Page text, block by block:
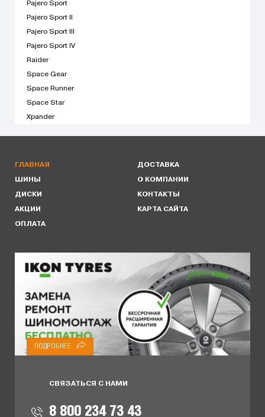
Pajero Sport
Pajero Sport II
Pajero Sport III
Pajero Sport IV
Raider
Space Gear
Space Runner
Space Star
Xpander
ГЛАВНАЯ
ШИНЫ
ДИСКИ
АКЦИИ
ОПЛАТА
ДОСТАВКА
О КОМПАНИИ
КОНТАКТЫ
КАРТА САЙТА
ПОДРОБНЕЕ
СВЯЗАТЬСЯ С НАМИ
8 800 234 73 43